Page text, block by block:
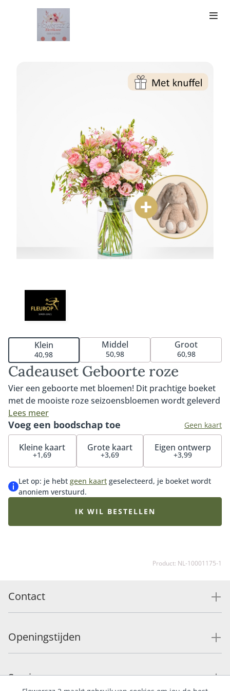
Cadeauset Geboorte roze
Vier een geboorte met bloemen! Dit prachtige boeket
met de mooiste roze seizoensbloemen wordt geleverd
in combinatie met een ultrazacht knuffelkonijn van
Little Dutch. Voor urenlang knuffelplezier. Het perfecte
cadeau om te geven aan de nieuwe (groot)ouders. Het
boeket wordt met zorg samengesteld door de
boeket iets afwijken van de getoonde afbeelding.
Lees meer
Klein
40,98
Middel
50,98
Groot
60,98
Voeg een boodschap toe Geen kaart
Kleine kaart
+1,69
Grote kaart
+3,69
Eigen ontwerp
+3,99
Let op: je hebt geen kaart geselecteerd, je boeket wordt
anoniem verstuurd.
IK WIL BESTELLEN
Product: NL-10001175-1
Contact
Openingstijden
Service